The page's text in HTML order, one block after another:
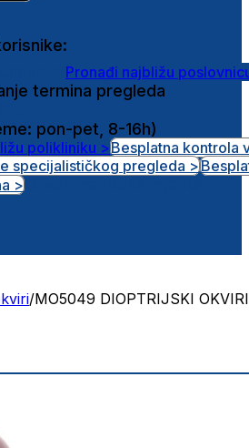
Pronađi najbližu
termina pregleda
pon-pet, 8-16h)
polikliniku >Besplatna kontrola
specijalističkog pregleda >
>
/MO5049 DIOPTRIJSKI OKVIRI